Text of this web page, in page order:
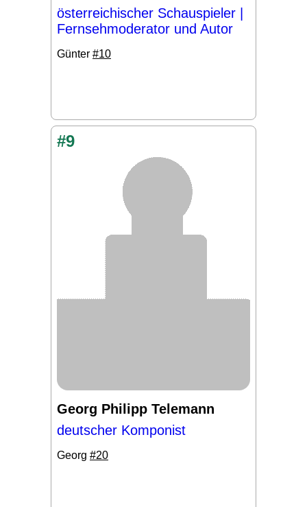
österreichischer Schauspieler |
Fernsehmoderator und Autor
Günter #10
#9
Georg Philipp Telemann
deutscher Komponist
Georg #20